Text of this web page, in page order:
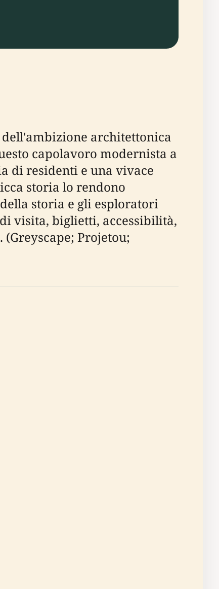
architettonica
capolavoro modernista a
di residenti e una vivace
storia lo rendono
storia e gli esploratori
visita, biglietti, accessibilità,
Projetou;